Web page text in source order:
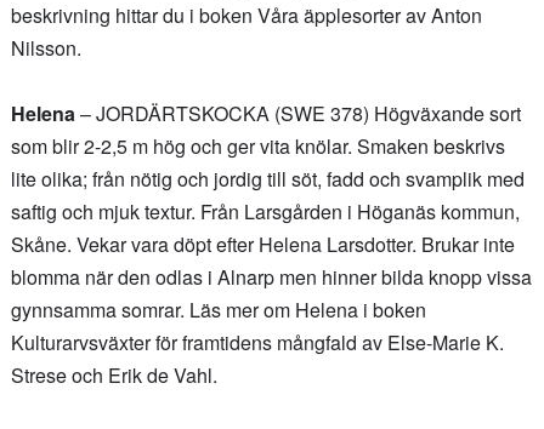
beskrivning hittar du i boken Våra äpplesorter av Anton
Nilsson.
Helena– JORDÄRTSKOCKA (SWE 378) Högväxande sort
som blir 2-2,5 m hög och ger vita knölar. Smaken beskrivs
lite olika; från nötig och jordig till söt, fadd och svamplik med
saftig och mjuk textur. Från Larsgården i Höganäs kommun,
Skåne. Vekar vara döpt efter Helena Larsdotter. Brukar inte
blomma när den odlas i Alnarp men hinner bilda knopp vissa
gynnsamma somrar. Läs mer om Helena i boken
Kulturarvsväxter för framtidens mångfald av Else-Marie K.
Strese och Erik de Vahl.